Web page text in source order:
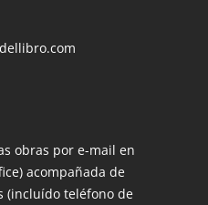
obras por e-mail en
acompañada de
(incluído teléfono de